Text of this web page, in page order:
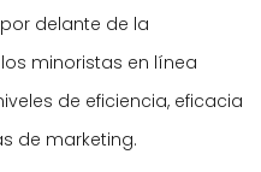
delante de la
minoristas en línea
de eficiencia, eficacia
de marketing.